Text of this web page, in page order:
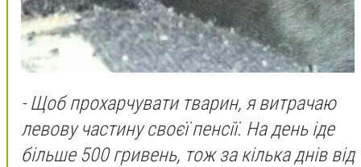
- Щоб прохарчувати тварин, я витрачаю
левову частину своєї пенсії. На день іде
більше 500 гривень, тож за кілька днів від